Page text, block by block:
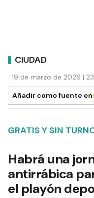
CIUDAD
19 de marzo de 2026 |
Añadir como fuente en
GRATIS Y SIN
Habrá una
antirrábica
el playón